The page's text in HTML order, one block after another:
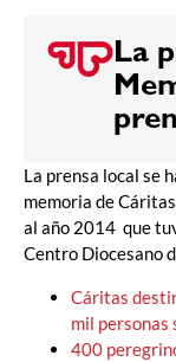
La
La prensa local se
memoria de
al año 2014 que
Centro Diocesano
Cáritas
mil personas
400